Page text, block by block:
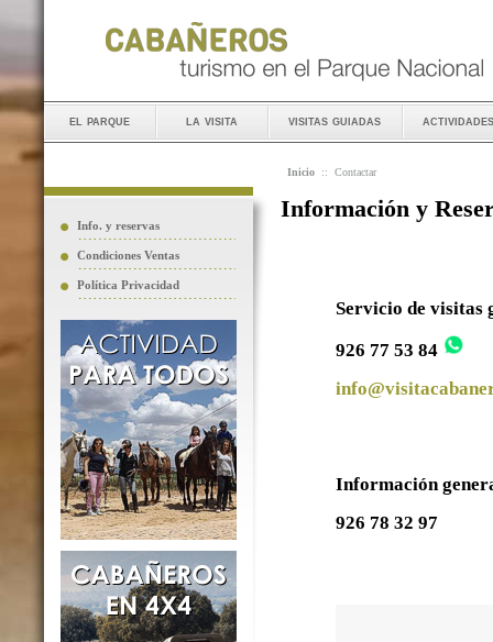
el parque la visita visitas guiadas actividades
Info. y reservas
Condiciones Ventas
Política Privacidad
Inicio :: Contactar
Información y
Servicio de visitas
926 77 53 84
Información
926 78 32 97